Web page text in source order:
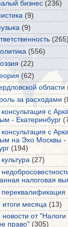
бизнес (236)
(9)
(9)
(265)
(556)
(22)
(62)
области
за расходами
с
- Екатеринбург
с
на Эхо Москвы -
(194)
(27)
налоговая
переквалификация
месяца (13)
от "Налоги
право" (305)